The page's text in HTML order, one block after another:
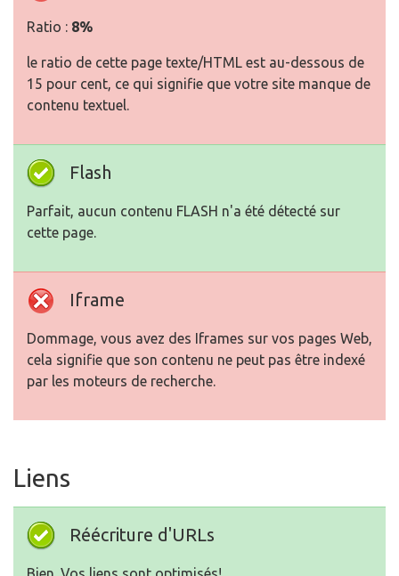
Ratio : 8%
le ratio de cette page texte/HTML est au-dessous de
15 pour cent, ce qui signifie que votre site manque de
contenu textuel.
Flash
Parfait, aucun contenu FLASH n'a été détecté sur
cette page.
Iframe
Dommage, vous avez des Iframes sur vos pages Web,
cela signifie que son contenu ne peut pas être indexé
par les moteurs de recherche.
Liens
Réécriture d'URLs